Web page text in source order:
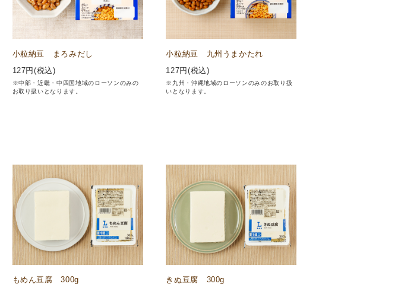
小粒納豆 まろみだし
127円(税込)
※中部・近畿・中四国地域のローソンのみの
お取り扱いとなります。
小粒納豆 九州うまかたれ
127円(税込)
※九州・沖縄地域のローソンのみのお取り扱
いとなります。
もめん豆腐 300g
きぬ豆腐 300g